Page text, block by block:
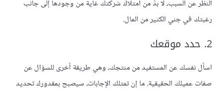
النظر عن السبب، لا بدّ من امتلاك شركتك غاية من وجودها إلى جانب
رغبتك في جني الكثير من المال.
2. حدد موقعك
اسأل نفسك عن المستفيد من منتجك، وهي طريقة أخرى للسؤال عن
صفات عميلك الحقيقية. ما إن تمتلك الإجابات، سيصبح بمقدورك تحديد